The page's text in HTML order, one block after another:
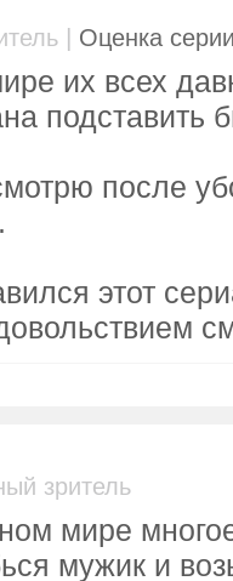
| Оценка
их всех
подставить
после
этот
зритель
мире
мужик и